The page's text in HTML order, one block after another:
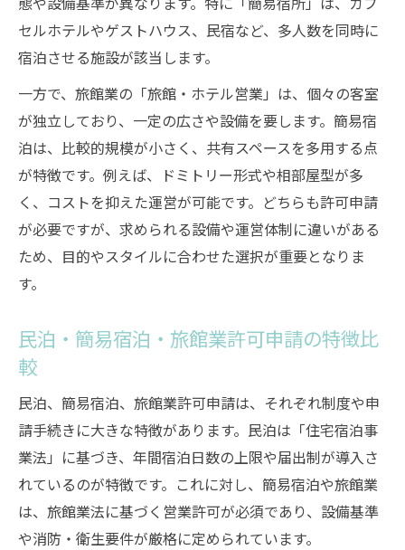
セルホテルやゲストハウス、民宿など、多人数を同時に
宿泊させる施設が該当します。
一方で、旅館業の「旅館・ホテル営業」は、個々の客室
が独立しており、一定の広さや設備を要します。簡易宿
泊は、比較的規模が小さく、共有スペースを多用する点
が特徴です。例えば、ドミトリー形式や相部屋型が多
く、コストを抑えた運営が可能です。どちらも許可申請
が必要ですが、求められる設備や運営体制に違いがある
ため、目的やスタイルに合わせた選択が重要となりま
す。
民泊・簡易宿泊・旅館業許可申請の特徴比
較
民泊、簡易宿泊、旅館業許可申請は、それぞれ制度や申
請手続きに大きな特徴があります。民泊は「住宅宿泊事
業法」に基づき、年間宿泊日数の上限や届出制が導入さ
れているのが特徴です。これに対し、簡易宿泊や旅館業
は、旅館業法に基づく営業許可が必須であり、設備基準
や消防・衛生要件が厳格に定められています。